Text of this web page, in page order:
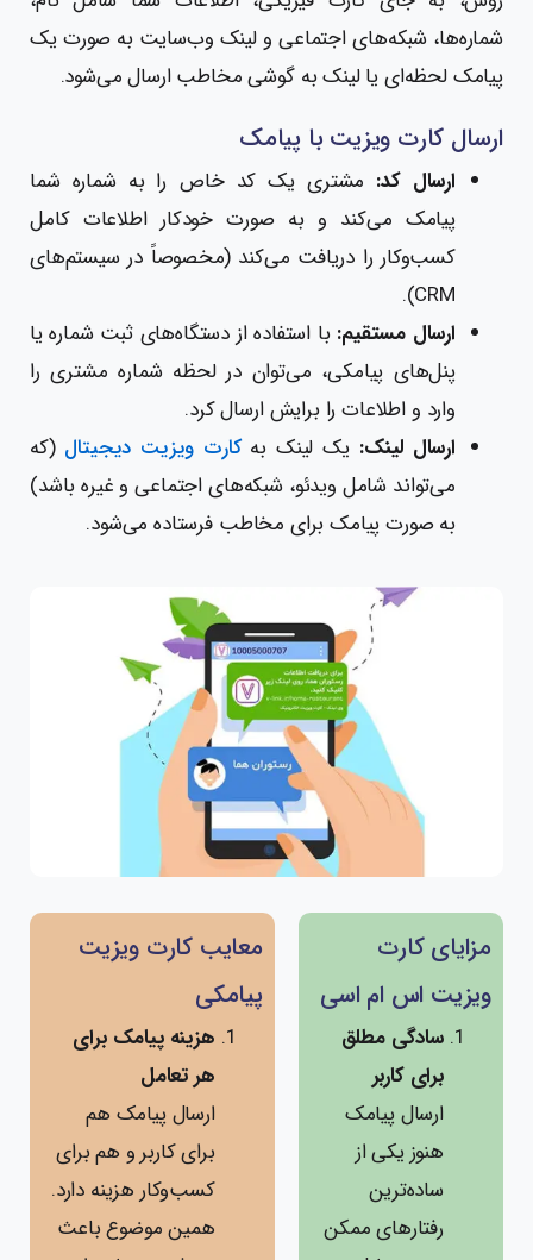
شماره‌ها، شبکه‌های اجتماعی و لینک وب‌سایت به صورت یک
پیامک لحظه‌ای یا لینک به گوشی مخاطب ارسال می‌شود.
ارسال کارت ویزیت با پیامک
ارسال کد: مشتری یک کد خاص را به شماره شما
پیامک می‌کند و به صورت خودکار اطلاعات کامل
کسب‌وکار را دریافت می‌کند (مخصوصاً در سیستم‌های
CRM).
ارسال مستقیم: با استفاده از دستگاه‌های ثبت شماره یا
پنل‌های پیامکی، می‌توان در لحظه شماره مشتری را
وارد و اطلاعات را برایش ارسال کرد.
ارسال لینک: یک لینک بهکارت ویزیت دیجیتال (که
می‌تواند شامل ویدئو، شبکه‌های اجتماعی و غیره باشد)
به صورت پیامک برای مخاطب فرستاده می‌شود.
مزایای کارت
ویزیت اس ام اسی
سادگی مطلق
برای کاربر
ارسال پیامک
هنوز یکی از
ساده‌ترین
رفتارهای ممکن
معایب کارت ویزیت
پیامکی
هزینه پیامک برای
هر تعامل
ارسال پیامک هم
برای کاربر و هم برای
کسب‌وکار هزینه دارد.
همین موضوع باعث